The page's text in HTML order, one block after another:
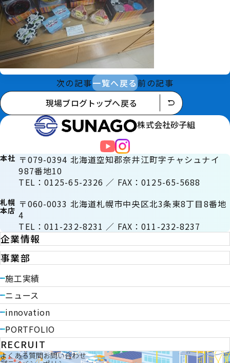
次の記事一覧へ戻る前の記事
現場ブログトップへ戻る
株式会社砂子組
本社 〒079-0394 北海道空知郡奈井江町字チャシュナイ
987番地10
TEL：0125-65-2326 ／ FAX：0125-65-5688
札幌
本店
〒060-0033 北海道札幌市中央区北3条東8丁目8番地
4
TEL：011-232-8231 ／ FAX：011-232-8237
企業情報
事業部
施工実績
ニュース
innovation
PORTFOLIO
RECRUIT
よくある質問お問い合わせ